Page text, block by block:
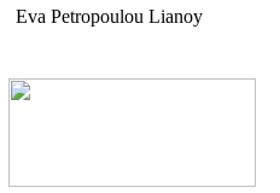
Eva Petropoulou Lianoy